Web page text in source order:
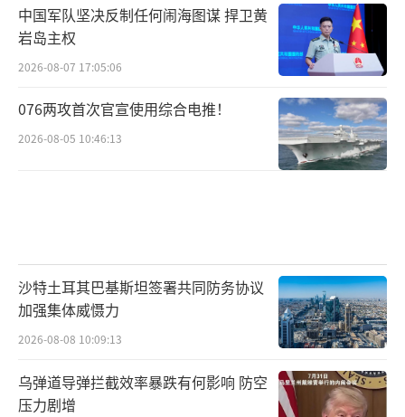
中国军队坚决反制任何闹海图谋 捍卫黄
岩岛主权
2026-08-07 17:05:06
076两攻首次官宣使用综合电推！
2026-08-05 10:46:13
沙特土耳其巴基斯坦签署共同防务协议
加强集体威慑力
2026-08-08 10:09:13
乌弹道导弹拦截效率暴跌有何影响 防空
压力剧增